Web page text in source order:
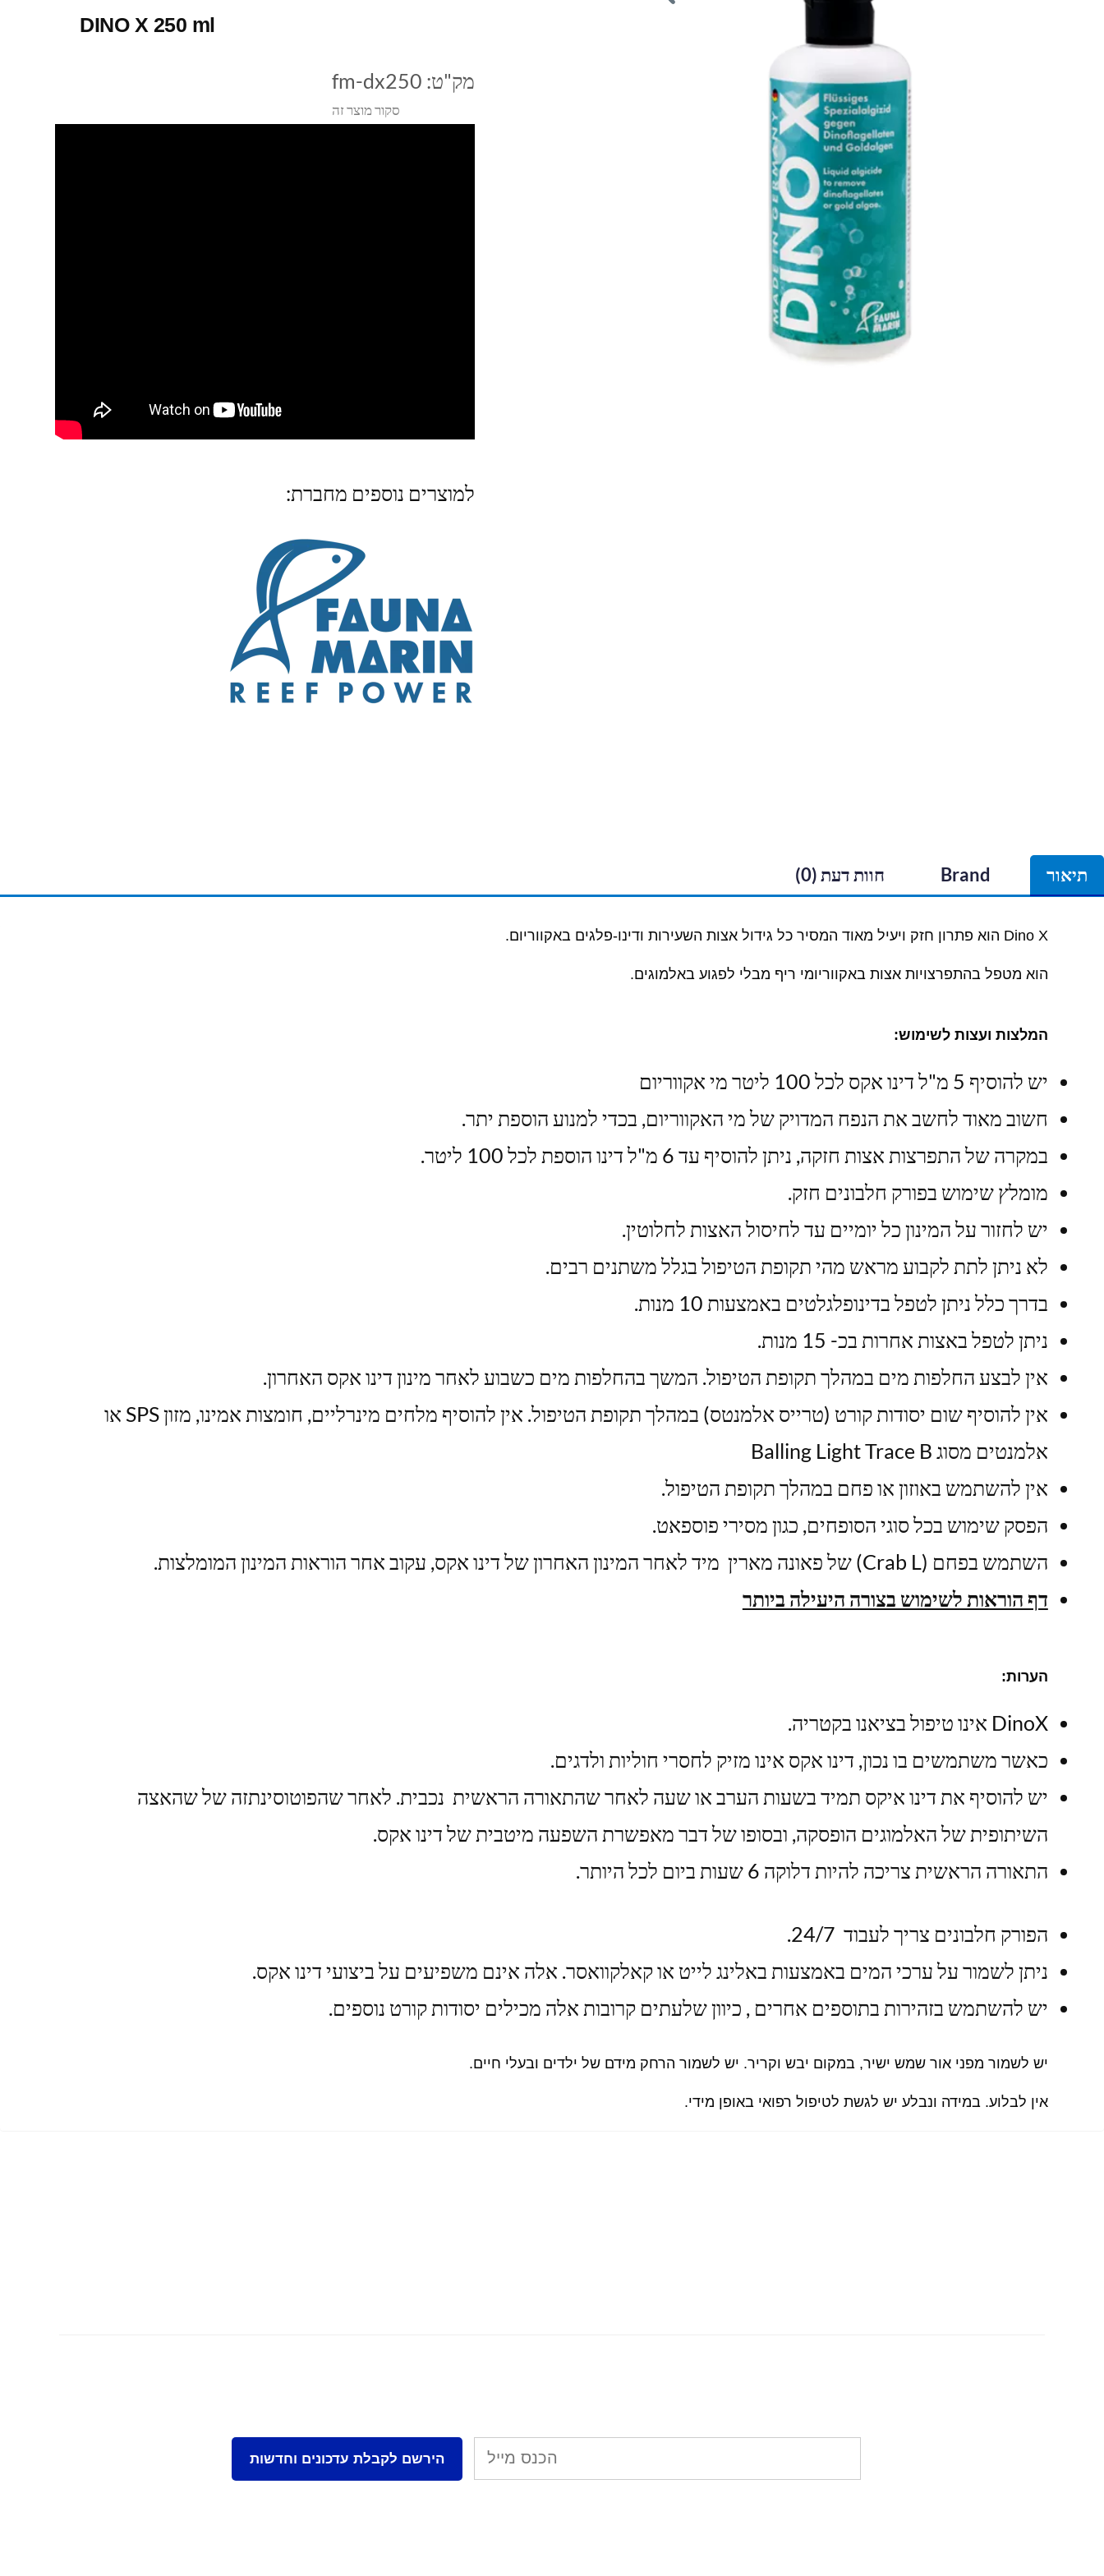
DINO X 250 ml
סקור מוצר זה
מק"ט: fm-dx250
למוצרים נוספים מחברת:
תיאור Brand חוות דעת (0)
Dino X הוא פתרון חזק ויעיל מאוד המסיר כל גידול אצות השעירות ודינו-פלגים באקווריום.
הוא מטפל בהתפרצויות אצות באקווריומי ריף מבלי לפגוע באלמוגים.
המלצות ועצות לשימוש:
יש להוסיף 5 מ"ל דינו אקס לכל 100 ליטר מי אקווריום
חשוב מאוד לחשב את הנפח המדויק של מי האקווריום, בכדי למנוע הוספת יתר.
במקרה של התפרצות אצות חזקה, ניתן להוסיף עד 6 מ"ל דינו הוספת לכל 100 ליטר.
מומלץ שימוש בפורק חלבונים חזק.
יש לחזור על המינון כל יומיים עד לחיסול האצות לחלוטין.
לא ניתן לתת לקבוע מראש מהי תקופת הטיפול בגלל משתנים רבים.
בדרך כלל ניתן לטפל בדינופלגלטים באמצעות 10 מנות.
ניתן לטפל באצות אחרות בכ- 15 מנות.
אין לבצע החלפות מים במהלך תקופת הטיפול. המשך בהחלפות מים כשבוע לאחר מינון דינו אקס האחרון.
אין להוסיף שום יסודות קורט (טרייס אלמנטס) במהלך תקופת הטיפול. אין להוסיף מלחים מינרליים, חומצות אמינו, מזון SPS או
אלמנטים מסוג Balling Light Trace B
אין להשתמש באוזון או פחם במהלך תקופת הטיפול.
הפסק שימוש בכל סוגי הסופחים, כגון מסירי פוספאט.
השתמש בפחם (Crab L) של פאונה מארין מיד לאחר המינון האחרון של דינו אקס, עקוב אחר הוראות המינון המומלצות.
דף הוראות לשימוש בצורה היעילה ביותר
הערות:
DinoX אינו טיפול בציאנו בקטריה.
כאשר משתמשים בו נכון, דינו אקס אינו מזיק לחסרי חוליות ולדגים.
יש להוסיף את דינו איקס תמיד בשעות הערב או שעה לאחר שהתאורה הראשית נכבית. לאחר שהפוטוסינתזה של שהאצה
השיתופית של האלמוגים הופסקה, ובסופו של דבר מאפשרת השפעה מיטבית של דינו אקס.
התאורה הראשית צריכה להיות דלוקה 6 שעות ביום לכל היותר.
הפורק חלבונים צריך לעבוד 24/7.
ניתן לשמור על ערכי המים באמצעות באלינג לייט או קאלקוואסר. אלה אינם משפיעים על ביצועי דינו אקס.
יש להשתמש בזהירות בתוספים אחרים , כיוון שלעתים קרובות אלה מכילים יסודות קורט נוספים.
יש לשמור מפני אור שמש ישיר, במקום יבש וקריר. יש לשמור הרחק מידם של ילדים ובעלי חיים.
אין לבלוע. במידה ונבלע יש לגשת לטיפול רפואי באופן מידי.